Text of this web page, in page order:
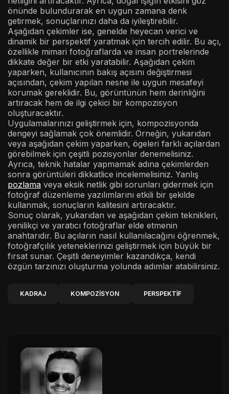
önünde bulundurarak en uygun zamana denk
getirmek, sonuçlarınızı daha da iyileştirebilir.
Aşağıdan çekimler ise, genelde heyecan verici ve
dinamik bir perspektif yaratmak için tercih edilir. Bu açı,
özellikle mimari fotoğraflarda ve insan portrelerinde
dikkate değer bir etki yaratabilir. Aşağıdan çekim
yaparken, kullanıcının bakış açısını değiştirmesi
açısından, çekim yapılan nesne ile uygun mesafeyi
korumak gereklidir. Bu, görüntünün hem derinliğini
artıracak hem de ilgi çekici bir kompozisyon
oluşturacaktır.
Uygulamalarınızı geliştirmek için, kompozisyonda
dengeyi sağlamak çok önemlidir. Örneğin, yukarıdan
veya aşağıdan çekim yaparken, ögeleri farklı açılardan
görebilmek için çeşitli pozisyonlar denemelisiniz.
Ayrıca, teknik hatalar yapmamak adına çekimlerden
sonra görüntüleri dikkatlice incelemelisiniz. Yanlış
pozlama veya eksik netlik gibi sorunları gidermek için
fotoğraf düzenleme yazılımlarını etkili bir şekilde
kullanmak, sonuçların kalitesini artıracaktır.
Sonuç olarak, yukarıdan ve aşağıdan çekim teknikleri,
yenilikçi ve yaratıcı fotoğraflar elde etmenin
anahtarıdır. Bu açıların nasıl kullanılacağını öğrenmek,
fotoğrafçılık yeteneklerinizi geliştirmek için büyük bir
fırsat sunar. Çeşitli deneyimler kazandıkça, kendi
özgün tarzınızı oluşturma yolunda adımlar atabilirsiniz.
KADRAJ KOMPOZISYON PERSPEKTIF